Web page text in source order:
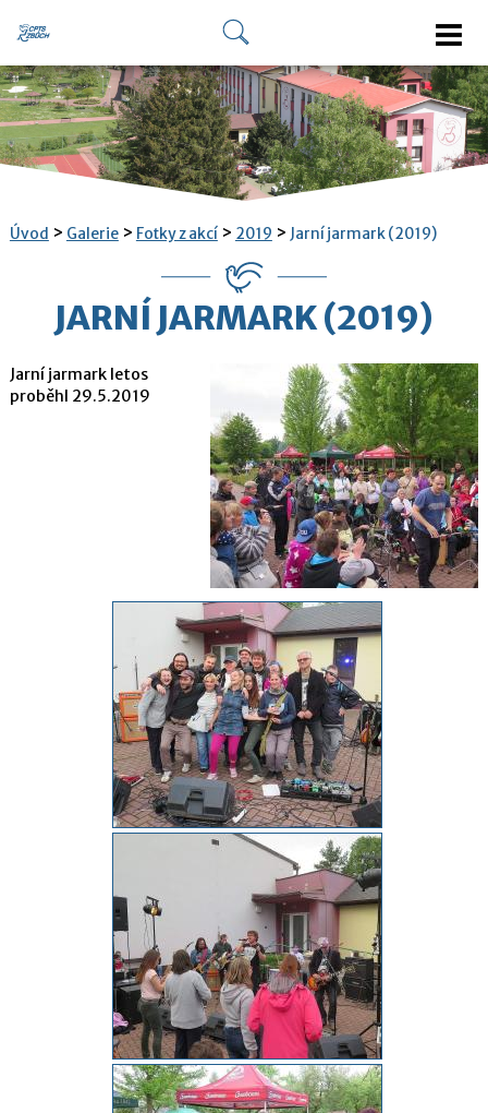
Úvod > Galerie> Fotky z akcí> 2019 > Jarní jarmark (2019)
JARNÍ JARMARK (2019)
Jarní jarmark letos
proběhl 29.5.2019